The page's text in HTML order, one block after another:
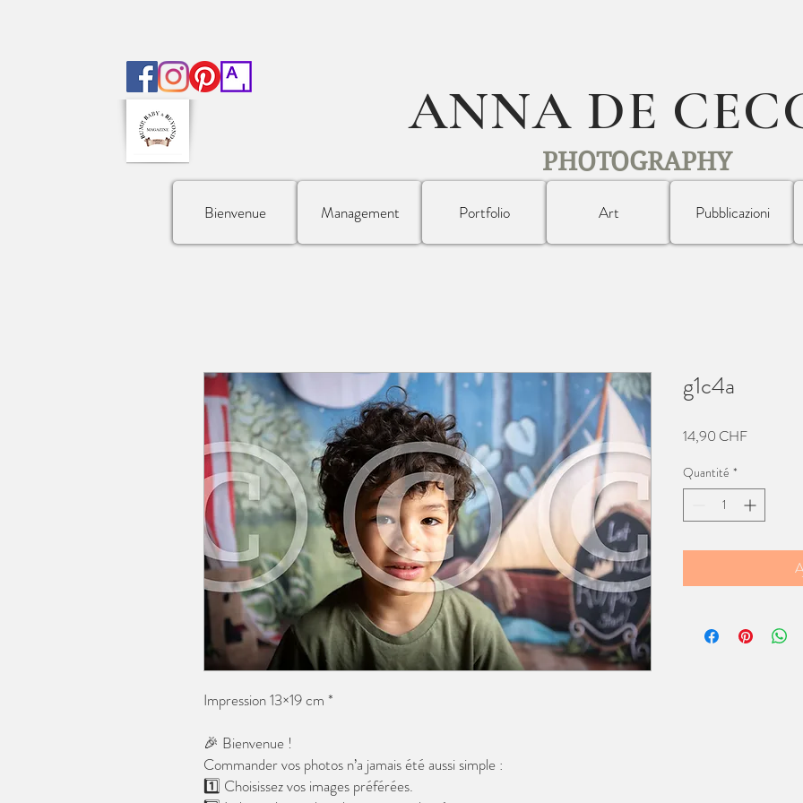
ANNA DE
PHOTOGRAPHY
Bienvenue Management Portfolio Art Pubblicazioni
Impression 13×19 cm *
🎉 Bienvenue !
Commander vos photos n’a jamais été aussi simple :
1️⃣ Choisissez vos images préférées.
g1c4a
14,90 CHFPrix
Quantité *